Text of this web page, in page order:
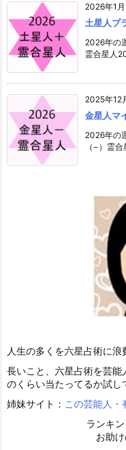
2026年1月
土星人プ
2026年の
霊合星人
2025年12
金星人マ
2026年の
（−）霊
人生の多くを六星占術に浪
長いこと、六星占術を芸
のくらい当たってるか試し
姉妹サイト： この芸能人・
ランキ
お助